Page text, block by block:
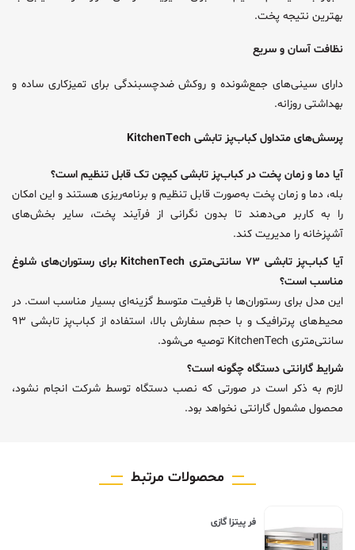
بهترین نتیجه پخت.
نظافت آسان و سریع
دارای سینی‌های جمع‌شونده و روکش ضدچسبندگی برای تمیزکاری ساده و
بهداشتی روزانه.
پرسش‌های متداول کباب‌پز تابشی KitchenTech
آیا دما و زمان پخت در کباب‌پز تابشی کیچن تک قابل تنظیم است؟
بله، دما و زمان پخت به‌صورت قابل تنظیم و برنامه‌ریزی هستند و این امکان
را به کاربر می‌دهند تا بدون نگرانی از فرآیند پخت، سایر بخش‌های
آشپزخانه را مدیریت کند.
آیا کباب‌پز تابشی ۷۳ سانتی‌متری KitchenTech برای رستوران‌های شلوغ
مناسب است؟
این مدل برای رستوران‌ها با ظرفیت متوسط گزینه‌ای بسیار مناسب است. در
محیط‌های پرترافیک و با حجم سفارش بالا، استفاده از کباب‌پز تابشی ۹۳
سانتی‌متری KitchenTech توصیه می‌شود.
شرایط گارانتی دستگاه چگونه است؟
لازم به ذکر است در صورتی که نصب دستگاه توسط شرکت انجام نشود،
محصول مشمول گارانتی نخواهد بود.
محصولات مرتبط
فر پیتزا گازی